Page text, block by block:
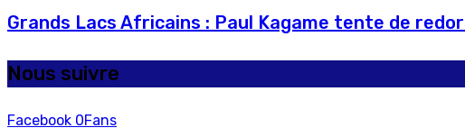
Grands Lacs Africains : Paul Kagame tente de
Nous suivre
Facebook 0Fans